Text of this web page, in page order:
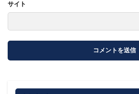
サイト